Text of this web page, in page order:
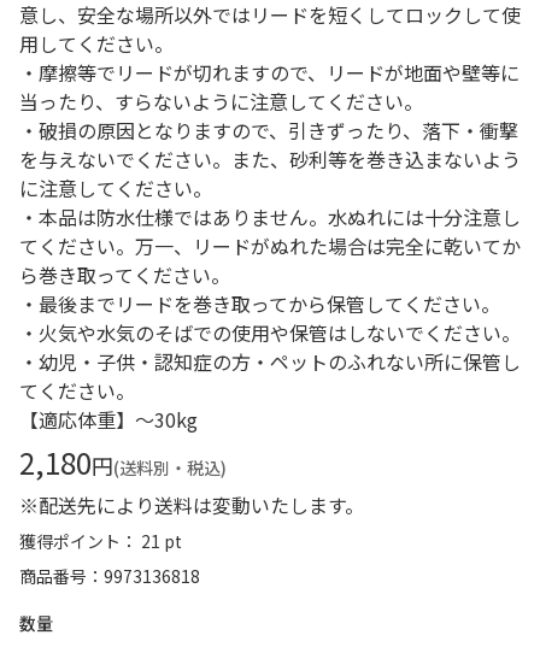
意し、安全な場所以外ではリードを短くしてロックして使
用してください。
・摩擦等でリードが切れますので、リードが地面や壁等に
当ったり、すらないように注意してください。
・破損の原因となりますので、引きずったり、落下・衝撃
を与えないでください。また、砂利等を巻き込まないよう
に注意してください。
・本品は防水仕様ではありません。水ぬれには十分注意し
てください。万一、リードがぬれた場合は完全に乾いてか
ら巻き取ってください。
・最後までリードを巻き取ってから保管してください。
・火気や水気のそばでの使用や保管はしないでください。
・幼児・子供・認知症の方・ペットのふれない所に保管し
てください。
【適応体重】～30kg
2,180円(送料別・税込)
※配送先により送料は変動いたします。
獲得ポイント： 21 pt
商品番号
9973136818
数量